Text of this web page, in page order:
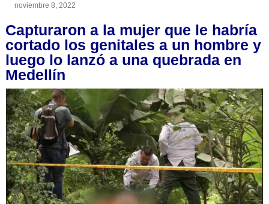
noviembre 8, 2022
Capturaron a la mujer que le habría
cortado los genitales a un hombre y
luego lo lanzó a una quebrada en
Medellín